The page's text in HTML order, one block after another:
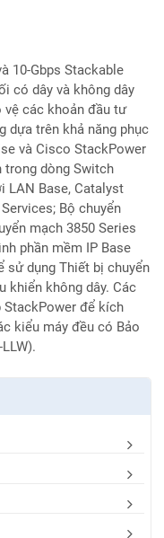
10-Gbps Stackable
có dây và không dây
vệ các khoản đầu tư
dựa trên khả năng phục
và Cisco StackPower
trong dòng Switch
LAN Base, Catalyst
Bộ chuyển
mạch 3850 Series
phần mềm IP Base
sử dụng Thiết bị chuyển
khiển không dây. Các
StackPower để kích
kiểu máy đều có Bảo